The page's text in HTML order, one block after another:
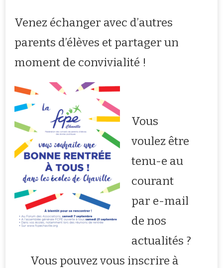
Venez échanger avec d’autres
parents d’élèves et partager un
moment de convivialité !
Vous
voulez être
tenu-e au
courant
par e-mail
de nos
actualités ?
Vous pouvez vous inscrire à